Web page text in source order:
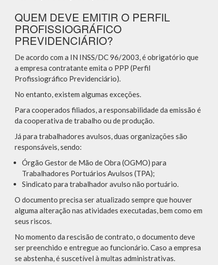
QUEM DEVE EMITIR O PERFIL
PROFISSIOGRÁFICO
PREVIDENCIÁRIO?
De acordo com a IN INSS/DC 96/2003, é obrigatório que
a empresa contratante emita o PPP (Perfil
Profissiográfico Previdenciário).
No entanto, existem algumas exceções.
Para cooperados filiados, a responsabilidade da emissão é
da cooperativa de trabalho ou de produção.
Já para trabalhadores avulsos, duas organizações são
responsáveis, sendo:
Órgão Gestor de Mão de Obra (OGMO) para
Trabalhadores Portuários Avulsos (TPA);
Sindicato para trabalhador avulso não portuário.
O documento precisa ser atualizado sempre que houver
alguma alteração nas atividades executadas, bem como em
seus riscos.
No momento da rescisão de contrato, o documento deve
ser preenchido e entregue ao funcionário. Caso a empresa
se abstenha, é suscetível à multas administrativas.